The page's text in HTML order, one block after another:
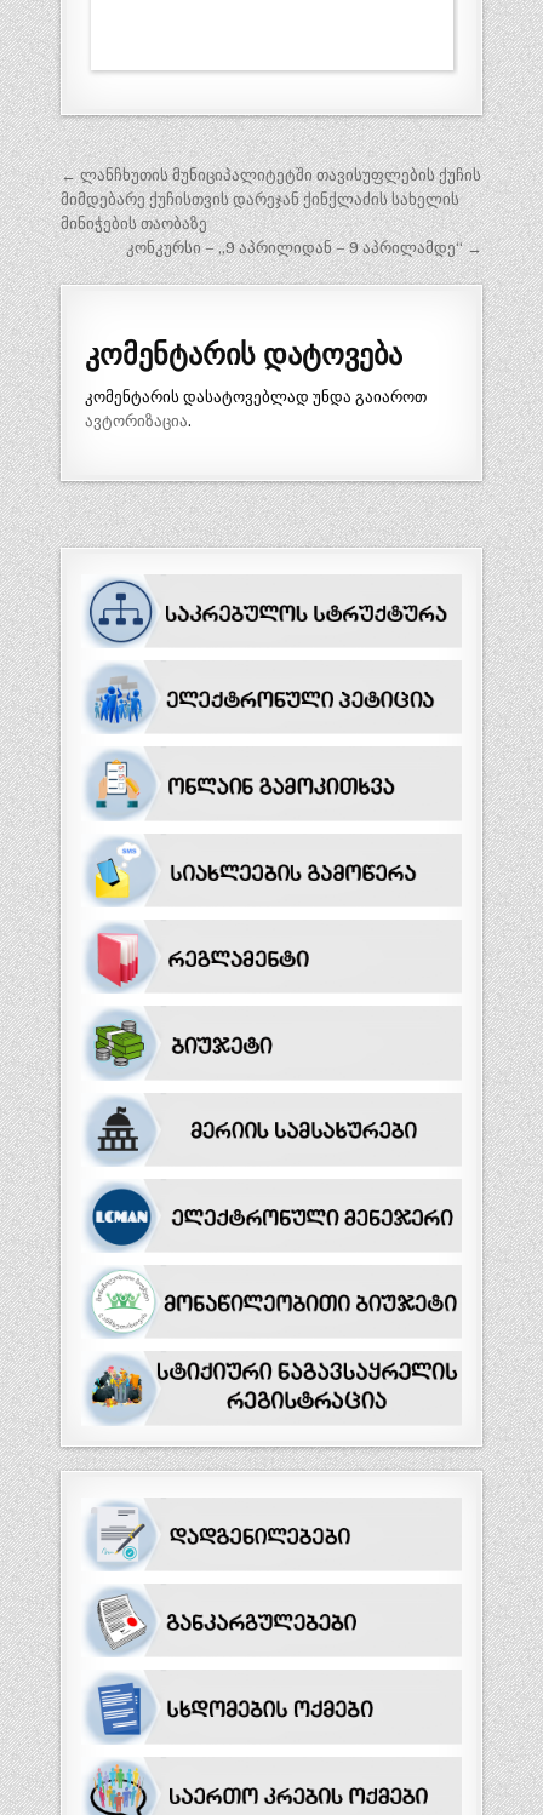
პოსტის
ნავიგაცია
← ლანჩხუთის მუნიციპალიტეტში თავისუფლების ქუჩის
მიმდებარე ქუჩისთვის დარეჯან ქინქლაძის სახელის
მინიჭების თაობაზე
კონკურსი – ,,9 აპრილიდან – 9 აპრილამდე“ →
კომენტარის დატოვება
კომენტარის დასატოვებლად უნდა გაიაროთ
ავტორიზაცია.